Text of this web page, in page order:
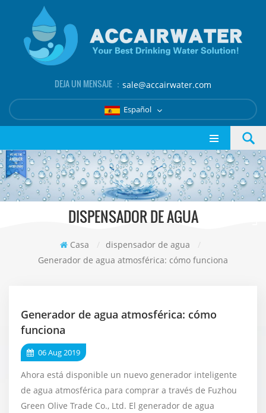
DEJA UN MENSAJE ： sale@accairwater.com
Español
DISPENSADOR DE AGUA
Casa / dispensador de agua
/
Generador de agua atmosférica: cómo funciona
Generador de agua atmosférica: cómo
funciona
06 Aug 2019
Ahora está disponible un nuevo generador inteligente
de agua atmosférica para comprar a través de Fuzhou
Green Olive Trade Co., Ltd. El generador de agua